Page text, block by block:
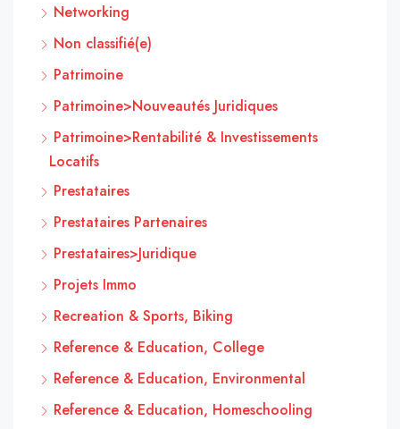
Networking
Non classifié(e)
Patrimoine
Patrimoine>Nouveautés Juridiques
Patrimoine>Rentabilité & Investissements
Locatifs
Prestataires
Prestataires Partenaires
Prestataires>Juridique
Projets Immo
Recreation & Sports, Biking
Reference & Education, College
Reference & Education, Environmental
Reference & Education, Homeschooling